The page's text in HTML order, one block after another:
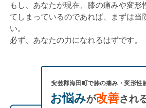
もし、あなたが現在、膝の痛みや変形
てしまっているのであれば、まずは当
い。
必ず、あなたの力になれるはずです。
安芸郡海田町で膝の痛み・変形性
お悩みが改善され